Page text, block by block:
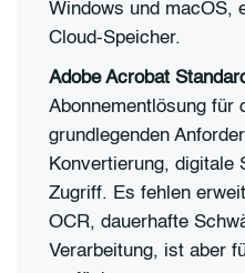
Windows und macOS,
Cloud-Speicher.
Adobe Acrobat
Abonnementlösung für
grundlegenden
Konvertierung, digitale
Zugriff. Es fehlen
OCR, dauerhafte
Verarbeitung, ist aber